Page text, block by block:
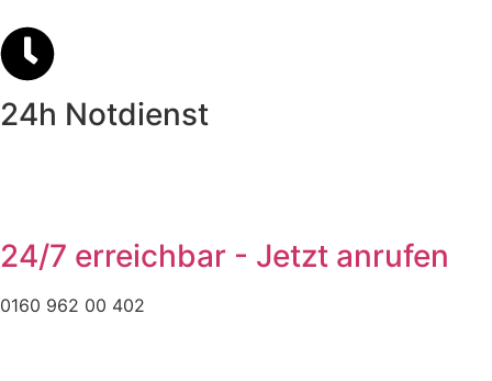
24h Notdienst
24/7 erreichbar - Jetzt anrufen
0160 962 00 402